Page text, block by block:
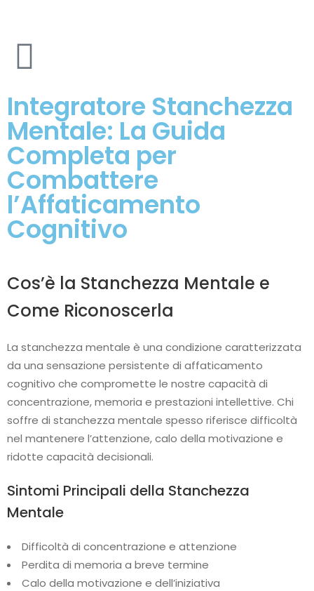
Integratore Stanchezza
Mentale: La Guida
Completa per
Combattere
l’Affaticamento
Cognitivo
Cos’è la Stanchezza Mentale e
Come Riconoscerla
La stanchezza mentale è una condizione caratterizzata
da una sensazione persistente di affaticamento
cognitivo che compromette le nostre capacità di
concentrazione, memoria e prestazioni intellettive. Chi
soffre di stanchezza mentale spesso riferisce difficoltà
nel mantenere l’attenzione, calo della motivazione e
ridotte capacità decisionali.
Sintomi Principali della Stanchezza
Mentale
Difficoltà di concentrazione e attenzione
Perdita di memoria a breve termine
Calo della motivazione e dell’iniziativa